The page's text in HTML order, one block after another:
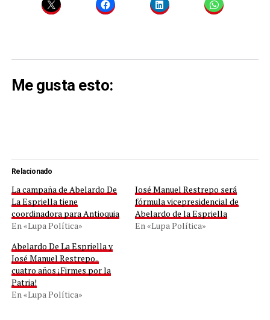
Me gusta esto:
Relacionado
La campaña de Abelardo De
La Espriella tiene
coordinadora para Antioquia
En «Lupa Política»
José Manuel Restrepo será
fórmula vicepresidencial de
Abelardo de la Espriella
En «Lupa Política»
Abelardo De La Espriella y
José Manuel Restrepo..
cuatro años ¡Firmes por la
Patria!
En «Lupa Política»